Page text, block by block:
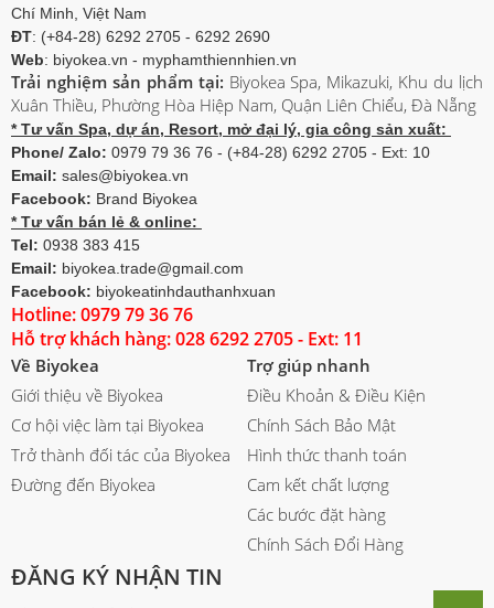
Chí Minh, Việt Nam
ĐT: (+84-28) 6292 2705 - 6292 2690
Web: biyokea.vn - myphamthiennhien.vn
Trải nghiệm sản phẩm tại: Biyokea Spa, Mikazuki, Khu du lịch
Xuân Thiều, Phường Hòa Hiệp Nam, Quận Liên Chiểu, Đà Nẵng
* Tư vấn Spa, dự án, Resort, mở đại lý, gia công sản xuất:
Phone/ Zalo: 0979 79 36 76 - (+84-28) 6292 2705 - Ext: 10
Email: sales@biyokea.vn
Facebook: Brand Biyokea
* Tư vấn bán lẻ & online:
Tel: 0938 383 415
Email: biyokea.trade@gmail.com
Facebook: biyokeatinhdauthanhxuan
Hotline: 0979 79 36 76
Hỗ trợ khách hàng: 028 6292 2705 - Ext: 11
Về Biyokea
Giới thiệu về Biyokea
Cơ hội việc làm tại Biyokea
Trở thành đối tác của Biyokea
Đường đến Biyokea
Trợ giúp nhanh
Điều Khoản & Điều Kiện
Chính Sách Bảo Mật
Hình thức thanh toán
Cam kết chất lượng
Các bước đặt hàng
Chính Sách Đổi Hàng
ĐĂNG KÝ NHẬN TIN